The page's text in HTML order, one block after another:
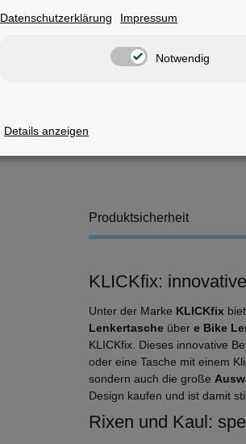
Bewertungen
Geben Sie die erste
Produktsicherheit
KLICKfix:
Unter der Marke KLICKfix
Lenkertasche über e Bike
KLICKfix. Dieses innovative
oder eine Tasche mit einem
sondern auch die große
Design kaufen und ist damit
Rixen und Kaul:
Datenschutzerklärung
Impressum
Notwendig
Details anzeigen